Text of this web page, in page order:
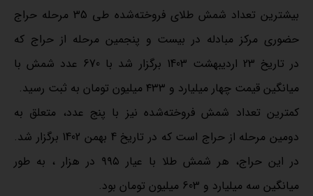
بیشترین تعداد شمش طلای فروخته‌شده طی 35 مرحله حراج
حضوری مرکز مبادله در بیست و پنجمین مرحله از حراج که
در تاریخ 23 اردیبهشت 1403 برگزار شد با 670 عدد شمش با
میانگین قیمت چهار میلیارد و ۴۳۳ میلیون تومان به ثبت رسید.
کمترین تعداد شمش فروخته‌شده نیز با پنج عدد، متعلق به
دومین مرحله از حراج است که در تاریخ 4 بهمن 1402 برگزار شد.
در این حراج، هر شمش طلا با عیار ۹۹۵ در هزار ، به طور
میانگین سه میلیارد و 603 میلیون تومان بود.